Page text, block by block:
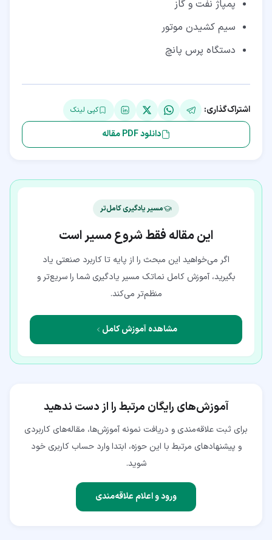
پمپاژ نفت و گاز
سیم کشیدن موتور
دستگاه پرس پانچ
اشتراک‌گذاری: کپی لینک
دانلود PDF مقاله
مسیر یادگیری کامل‌تر
این مقاله فقط شروع مسیر است
اگر می‌خواهید این مبحث را از پایه تا کاربرد صنعتی یاد
بگیرید، آموزش کامل نماتک مسیر یادگیری شما را سریع‌تر و
منظم‌تر می‌کند.
مشاهده آموزش کامل
آموزش‌های رایگان مرتبط را از دست ندهید
برای ثبت علاقه‌مندی و دریافت نمونه آموزش‌ها، مقاله‌های کاربردی
و پیشنهادهای مرتبط با این حوزه، ابتدا وارد حساب کاربری خود
شوید.
ورود و اعلام علاقه‌مندی